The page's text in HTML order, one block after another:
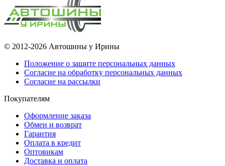
© 2012-2026 Автошины у Ирины
Положение о защите персональных данных
Согласие на обработку персональных данных
Согласие на рассылки
Покупателям
Оформление заказа
Обмен и возврат
Гарантия
Оплата в кредит
Оптовикам
Доставка и оплата